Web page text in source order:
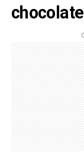
chocolate